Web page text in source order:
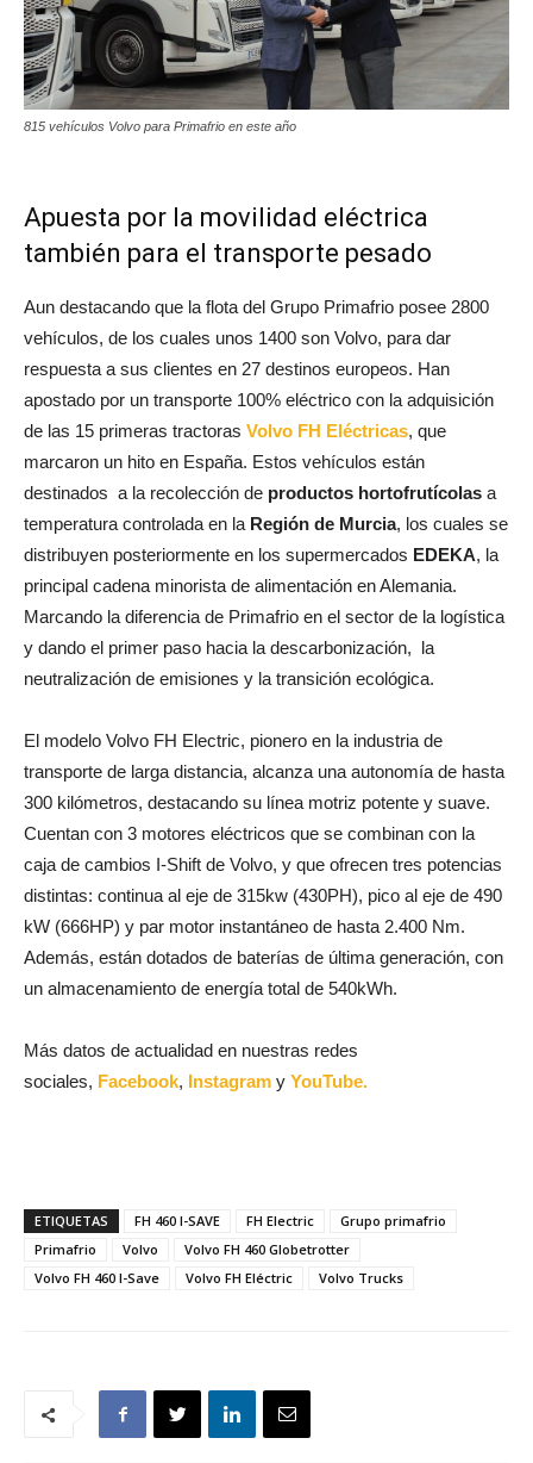
815 vehículos Volvo para Primafrio en este año
Apuesta por la movilidad eléctrica
también para el transporte pesado
Aun destacando que la flota del Grupo Primafrio posee 2800
vehículos, de los cuales unos 1400 son Volvo, para dar
respuesta a sus clientes en 27 destinos europeos. Han
apostado por un transporte 100% eléctrico con la adquisición
de las 15 primeras tractoras Volvo FH Eléctricas, que
marcaron un hito en España. Estos vehículos están
destinados a la recolección de productos hortofrutícolas a
temperatura controlada en la Región de Murcia, los cuales se
distribuyen posteriormente en los supermercados EDEKA, la
principal cadena minorista de alimentación en Alemania.
Marcando la diferencia de Primafrio en el sector de la logística
y dando el primer paso hacia la descarbonización, la
neutralización de emisiones y la transición ecológica.
El modelo Volvo FH Electric, pionero en la industria de
transporte de larga distancia, alcanza una autonomía de hasta
300 kilómetros, destacando su línea motriz potente y suave.
Cuentan con 3 motores eléctricos que se combinan con la
caja de cambios I-Shift de Volvo, y que ofrecen tres potencias
distintas: continua al eje de 315kw (430PH), pico al eje de 490
kW (666HP) y par motor instantáneo de hasta 2.400 Nm.
Además, están dotados de baterías de última generación, con
un almacenamiento de energía total de 540kWh.
Más datos de actualidad en nuestras redes
sociales, Facebook, Instagram y YouTube.
ETIQUETAS FH 460 I-SAVE FH Electric
Grupo primafrio
Primafrio
Volvo
Volvo FH 460 Globetrotter
Volvo FH 460 I-Save
Volvo FH Eléctric Volvo Trucks